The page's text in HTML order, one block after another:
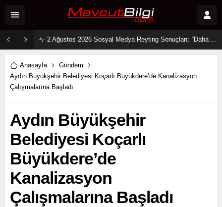
2 Ağustos 2026 Sosyal Medya Reyting Sonuçları: “Daha 17” Ekranlara Ambargo Koydu!
Anasayfa
Gündem
Aydın Büyükşehir Belediyesi Koçarlı Büyükdere’de Kanalizasyon
Çalışmalarına Başladı
Aydın Büyükşehir
Belediyesi Koçarlı
Büyükdere’de
Kanalizasyon
Çalışmalarına Başladı